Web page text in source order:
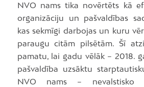
NVO nams tika novērtēts kā
organizāciju un pašvaldības
kas sekmīgi darbojas un kuru
paraugu citām pilsētām. Šī
pamatu, lai gadu vēlāk – 2018.
pašvaldība uzsāktu
NVO nams – nevalstisko